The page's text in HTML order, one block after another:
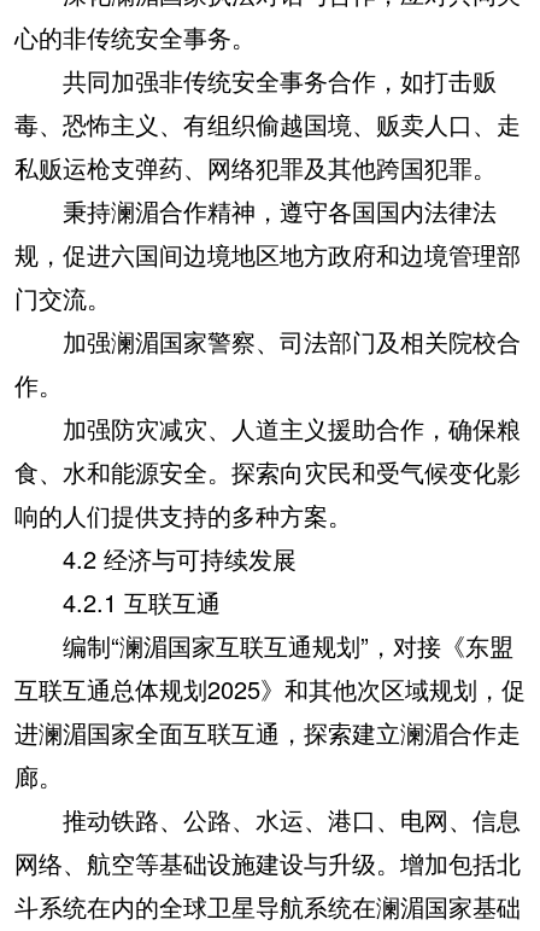
心的非传统安全事务。
共同加强非传统安全事务合作，如打击贩
毒、恐怖主义、有组织偷越国境、贩卖人口、走
私贩运枪支弹药、网络犯罪及其他跨国犯罪。
秉持澜湄合作精神，遵守各国国内法律法
规，促进六国间边境地区地方政府和边境管理部
门交流。
加强澜湄国家警察、司法部门及相关院校合
作。
加强防灾减灾、人道主义援助合作，确保粮
食、水和能源安全。探索向灾民和受气候变化影
响的人们提供支持的多种方案。
4.2 经济与可持续发展
4.2.1 互联互通
编制“澜湄国家互联互通规划”，对接《东盟
互联互通总体规划2025》和其他次区域规划，促
进澜湄国家全面互联互通，探索建立澜湄合作走
廊。
推动铁路、公路、水运、港口、电网、信息
网络、航空等基础设施建设与升级。增加包括北
斗系统在内的全球卫星导航系统在澜湄国家基础